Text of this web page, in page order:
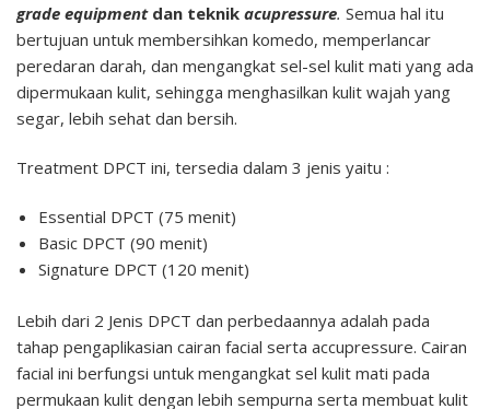
grade equipmentdan teknik acupressure. Semua hal itu
bertujuan untuk membersihkan komedo, memperlancar
peredaran darah, dan mengangkat sel-sel kulit mati yang ada
dipermukaan kulit, sehingga menghasilkan kulit wajah yang
segar, lebih sehat dan bersih.
Treatment DPCT ini, tersedia dalam 3 jenis yaitu :
Essential DPCT (75 menit)
Basic DPCT (90 menit)
Signature DPCT (120 menit)
Lebih dari 2 Jenis DPCT dan perbedaannya adalah pada
tahap pengaplikasian cairan facial serta accupressure. Cairan
facial ini berfungsi untuk mengangkat sel kulit mati pada
permukaan kulit dengan lebih sempurna serta membuat kulit